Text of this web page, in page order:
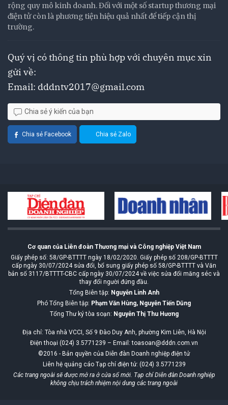
rộng quy mô kinh doanh. Đối với một số startup thương mại
điện tử còn là phương tiện hiệu quả nhất để tiếp cận thị
trường.
Quý vị có thông tin phù hợp với chuyên mục xin
gửi về:
Email: dddntv2017@gmail.com
Chia sẻ ý kiến của bạn
Chia sẻ Facebook Chia sẻ Zalo
Cơ quan của Liên đoàn Thương mại và Công nghiệp Việt Nam
Giấy phép số: 58/GP-BTTTT ngày 18/02/2020. Giấy phép số 208/GP-BTTTT
cấp ngày 30/07/2024 sửa đổi, bổ sung giấy phép số 58/GP-BTTTT và Văn
bản số 3117/BTTTT-CBC cấp ngày 30/07/2024 về việc sửa đổi măng séc và
thay đổi người đứng đầu.
Tổng Biên tập: Nguyễn Linh Anh
Phó Tổng Biên tập: Phạm Văn Hùng, Nguyễn Tiến Dũng
Tổng Thư ký tòa soạn: Nguyễn Thị Thu Hương
Địa chỉ: Tòa nhà VCCI, Số 9 Đào Duy Anh, phường Kim Liên, Hà Nội
Điện thoại (024) 3.5771239 – Email: toasoan@dddn.com.vn
©2016 - Bản quyền của Diễn đàn Doanh nghiệp điện tử
Liên hệ quảng cáo Tạp chí điện tử: (024) 3.5771239
Các trang ngoài sẽ được mở ra ở cửa sổ mới. Tạp chí Diễn đàn Doanh nghiệp
không chịu trách nhiệm nội dung các trang ngoài